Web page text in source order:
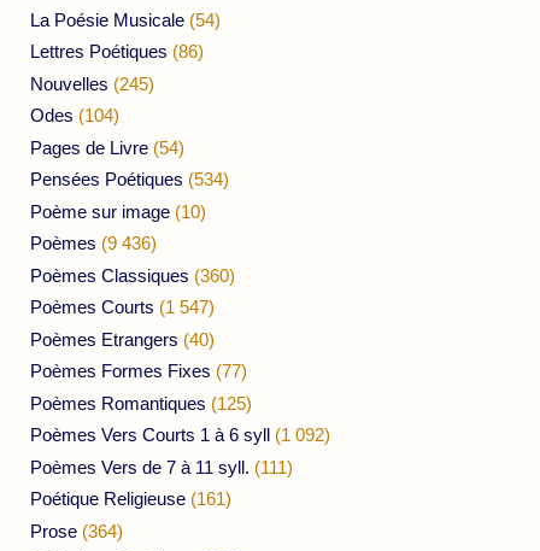
La Poésie Musicale (54)
Lettres Poétiques (86)
Nouvelles (245)
Odes (104)
Pages de Livre (54)
Pensées Poétiques (534)
Poème sur image (10)
Poèmes (9 436)
Poèmes Classiques (360)
Poèmes Courts (1 547)
Poèmes Etrangers (40)
Poèmes Formes Fixes (77)
Poèmes Romantiques (125)
Poèmes Vers Courts 1 à 6 syll (1 092)
Poèmes Vers de 7 à 11 syll. (111)
Poétique Religieuse (161)
Prose (364)